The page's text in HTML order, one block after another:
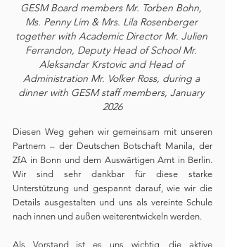
GESM Board members Mr. Torben Bohn,
Ms. Penny Lim & Mrs. Lila Rosenberger
together with Academic Director Mr. Julien
Ferrandon, Deputy Head of School Mr.
Aleksandar Krstovic and Head of
Administration Mr. Volker Ross, during a
dinner with GESM staff members, January
2026
Diesen Weg gehen wir gemeinsam mit unseren
Partnern – der Deutschen Botschaft Manila, der
ZfA in Bonn und dem Auswärtigen Amt in Berlin.
Wir sind sehr dankbar für diese starke
Unterstützung und gespannt darauf, wie wir die
Details ausgestalten und uns als vereinte Schule
nach innen und außen weiterentwickeln werden.
Als Vorstand ist es uns wichtig, die aktive